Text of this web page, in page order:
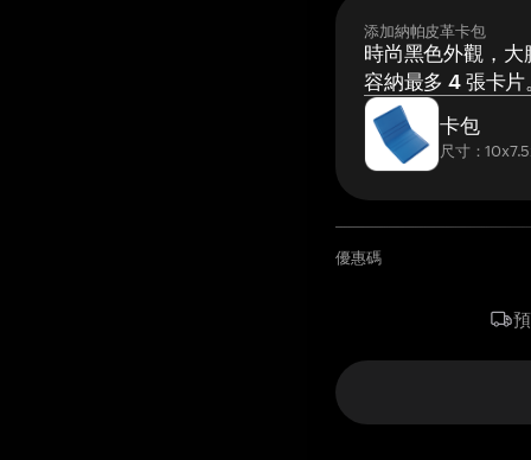
添加納帕皮革卡包
時尚黑色外觀，大
容納最多 4 張卡片
卡包
尺寸：
優惠碼